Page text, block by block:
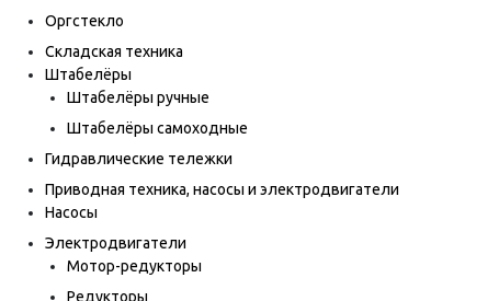
Оргстекло
Складская техника
Штабелёры
Штабелёры ручные
Штабелёры самоходные
Гидравлические тележки
Приводная техника, насосы и электродвигатели
Насосы
Электродвигатели
Мотор-редукторы
Редукторы